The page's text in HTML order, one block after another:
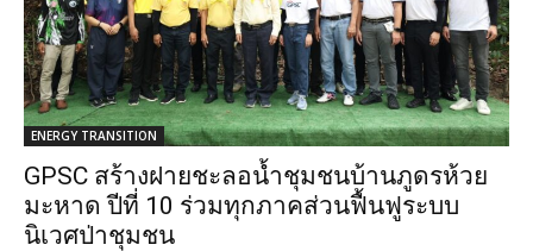
ENERGY TRANSITION
GPSC สร้างฝายชะลอน้ำชุมชนบ้านภูดรห้วย
มะหาด ปีที่ 10 ร่วมทุกภาคส่วนฟื้นฟูระบบ
นิเวศป่าชุมชน